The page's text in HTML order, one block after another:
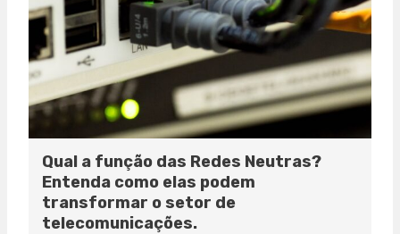
Qual a função das Redes Neutras?
Entenda como elas podem
transformar o setor de
telecomunicações.